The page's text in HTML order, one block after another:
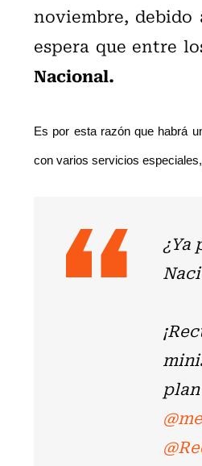
noviembre,
espera que entre
Nacional.
Es por esta razón que habrá
con varios servicios
¿Ya